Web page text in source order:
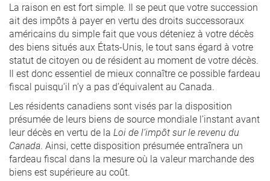
La raison en est fort simple. Il se peut que votre succession
ait des impôts à payer en vertu des droits successoraux
américains du simple fait que vous déteniez à votre décès
des biens situés aux États-Unis, le tout sans égard à votre
statut de citoyen ou de résident au moment de votre décès.
Il est donc essentiel de mieux connaître ce possible fardeau
fiscal puisqu’il n’y a pas d’équivalent au Canada.
Les résidents canadiens sont visés par la disposition
présumée de leurs biens de source mondiale l’instant avant
leur décès en vertu de la Loi de l’impôt sur le revenu du
Canada. Ainsi, cette disposition présumée entraînera un
fardeau fiscal dans la mesure où la valeur marchande des
biens est supérieure au coût.